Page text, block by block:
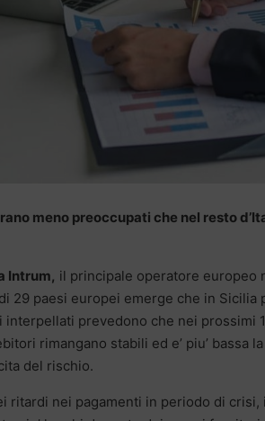
meno preoccupati che nel resto
Intrum, il principale operatore europeo
29 paesi europei emerge che in Sicilia
interpellati prevedono che nei prossimi
rimangano stabili ed e’ piu’ bassa
del rischio.
nei pagamenti in periodo di crisi,